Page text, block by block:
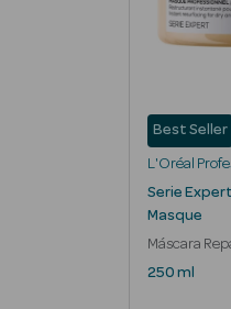
Best Seller
L'Oréal
Serie
Masque
Máscara
Cabelo
250 ml